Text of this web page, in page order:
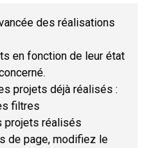
des réalisations
en fonction de leur état
projets déjà réalisés :
filtres
réalisés
de page, modifiez le